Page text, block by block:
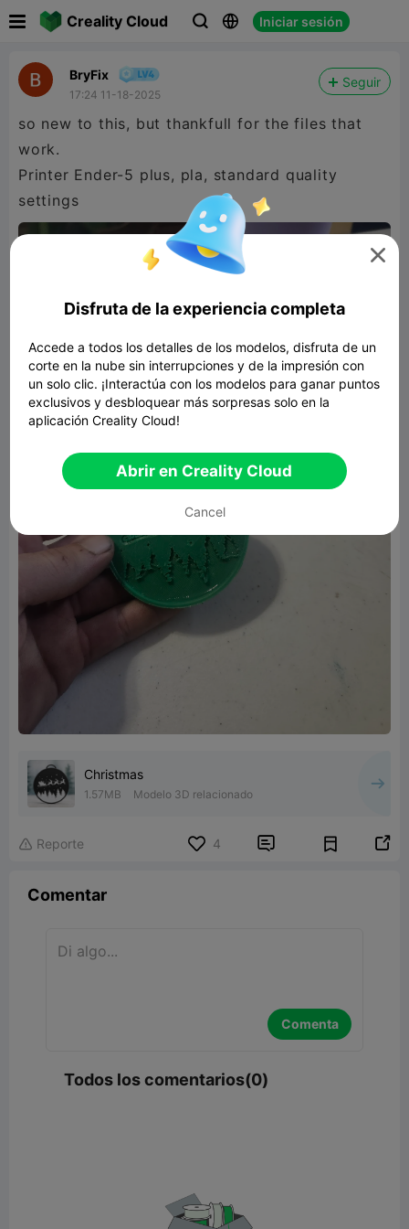
Creality Cloud   Iniciar sesión
BryFix
17:24 11-18-2025
Seguir
so new to this, but thankfull for the files that
work.
Printer Ender-5 plus, pla, standard quality
settings
Christmas
1.57MB Modelo 3D relacionado
 Reporte 4  
Comentar
Comenta
Todos los comentarios(0)

Disfruta de la experiencia completa
Accede a todos los detalles de los modelos, disfruta de un
corte en la nube sin interrupciones y de la impresión con
un solo clic. ¡Interactúa con los modelos para ganar puntos
exclusivos y desbloquear más sorpresas solo en la
aplicación Creality Cloud!
Abrir en Creality Cloud
Cancel